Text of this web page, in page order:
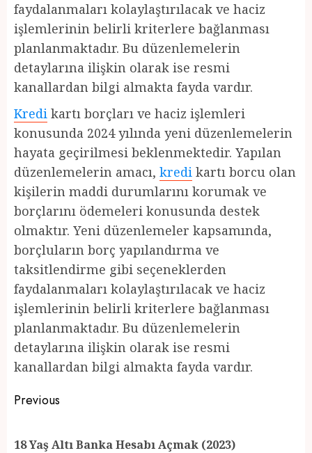
faydalanmaları kolaylaştırılacak ve haciz
işlemlerinin belirli kriterlere bağlanması
planlanmaktadır. Bu düzenlemelerin
detaylarına ilişkin olarak ise resmi
kanallardan bilgi almakta fayda vardır.
Kredi kartı borçları ve haciz işlemleri
konusunda 2024 yılında yeni düzenlemelerin
hayata geçirilmesi beklenmektedir. Yapılan
düzenlemelerin amacı, kredi kartı borcu olan
kişilerin maddi durumlarını korumak ve
borçlarını ödemeleri konusunda destek
olmaktır. Yeni düzenlemeler kapsamında,
borçluların borç yapılandırma ve
taksitlendirme gibi seçeneklerden
faydalanmaları kolaylaştırılacak ve haciz
işlemlerinin belirli kriterlere bağlanması
planlanmaktadır. Bu düzenlemelerin
detaylarına ilişkin olarak ise resmi
kanallardan bilgi almakta fayda vardır.
Post
Previous
18 Yaş Altı Banka Hesabı Açmak (2023)